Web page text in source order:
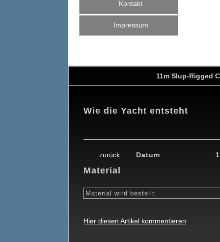
Kontakt
Impressum
11m Slup-Rigged
Wie die Yacht entsteht
zurück Datum
Material
Material wird bestellt
Hier diesen Artikel kommentieren